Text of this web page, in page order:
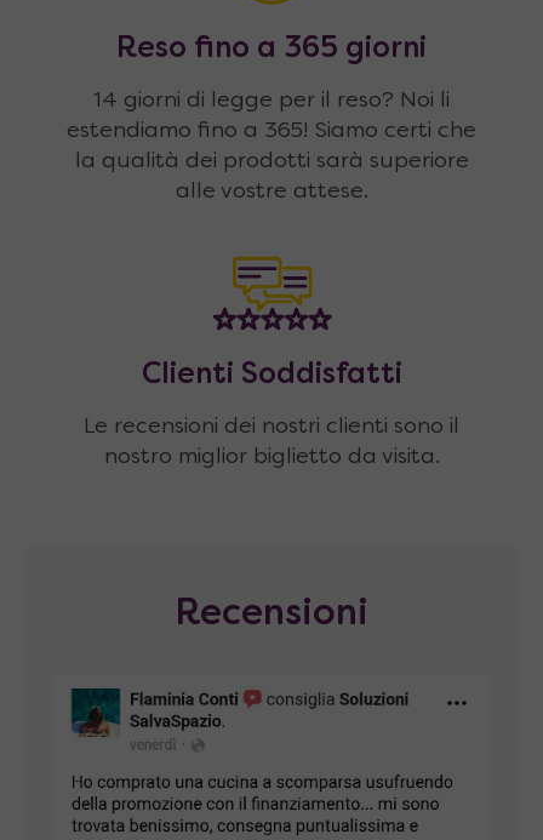
Reso fino a 365 giorni
14 giorni di legge per il reso? Noi li
estendiamo fino a 365! Siamo certi che
la qualità dei prodotti sarà superiore
alle vostre attese.
Clienti Soddisfatti
Le recensioni dei nostri clienti sono il
nostro miglior biglietto da visita.
Recensioni